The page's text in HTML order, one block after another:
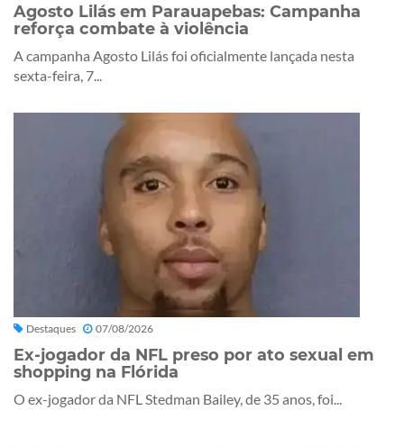
Agosto Lilás em Parauapebas: Campanha
reforça combate à violência
A campanha Agosto Lilás foi oficialmente lançada nesta
sexta-feira, 7...
Destaques 07/08/2026
Ex-jogador da NFL preso por ato sexual em
shopping na Flórida
O ex-jogador da NFL Stedman Bailey, de 35 anos, foi...